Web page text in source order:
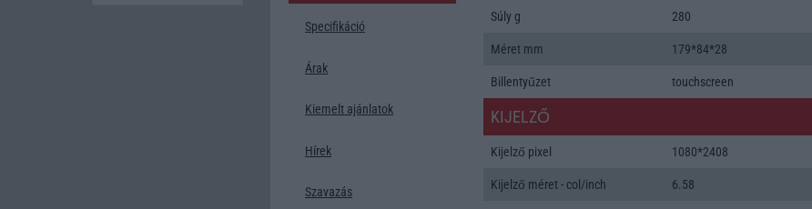
Specifikáció
Árak
Kiemelt ajánlatok
Hírek
Szavazás
Súly g 280
Méret mm 179*84*28
Billentyűzet touchscreen
KIJELZŐ
Kijelző pixel 1080*2408
Kijelző méret - col/inch 6.58